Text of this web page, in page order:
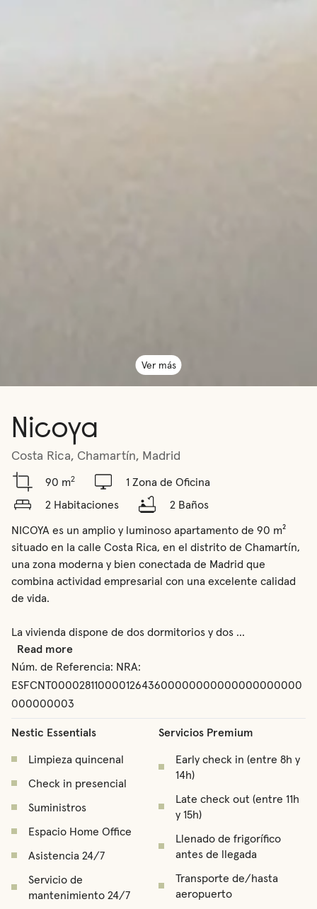
Ver más
Nicoya
Costa Rica, Chamartín, Madrid
90 m2
1 Zona de Oficina
2 Habitaciones
2 Baños
NICOYA es un amplio y luminoso apartamento de 90 m²
situado en la calle Costa Rica, en el distrito de Chamartín,
una zona moderna y bien conectada de Madrid que
combina actividad empresarial con una excelente calidad
de vida.
La vivienda dispone de dos dormitorios y dos ...
Read more
Núm. de Referencia: NRA:
ESFCNT00002811000012643600000000000000000000
000000003
Nestic Essentials
Limpieza quincenal
Check in presencial
Suministros
Espacio Home Office
Asistencia 24/7
Servicio de
mantenimiento 24/7
Servicios Premium
Early check in (entre 8h y
14h)
Late check out (entre 11h
y 15h)
Llenado de frigorífico
antes de llegada
Transporte de/hasta
aeropuerto